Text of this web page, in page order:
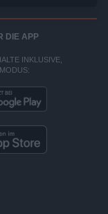
DIE APP
INKLUSIVE,